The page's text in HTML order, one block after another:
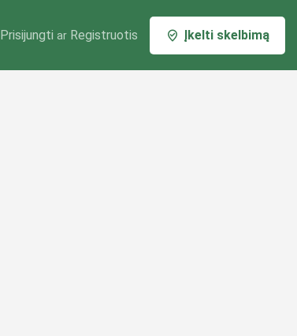
Prisijungti ar Registruotis Įkelti skelbimą